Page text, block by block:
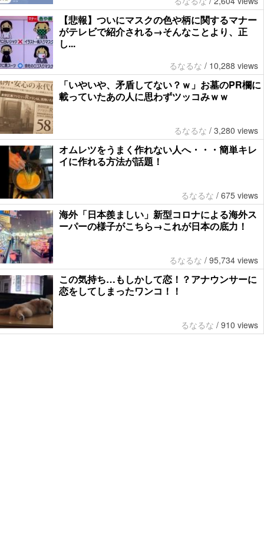
【悲報】ついにマスクの色や柄に関するマナー
がテレビで紹介される→そんなことより、正
し...
るなるな / 10,288 views
「いやいや、矛盾してない？ｗ」お墓のPR欄に
載っていたあの人に思わずツッコみｗｗ
るなるな / 3,280 views
オムレツをうまく作れない人へ・・・簡単キレ
イに作れる方法が話題！
るなるな / 675 views
海外「日本羨ましい」新型コロナによる海外ス
ーパーの様子がこちら→これが日本の底力！
るなるな / 95,734 views
この気持ち…もしかして恋！？アナウンサーに
恋をしてしまったワンコ！！
るなるな / 910 views